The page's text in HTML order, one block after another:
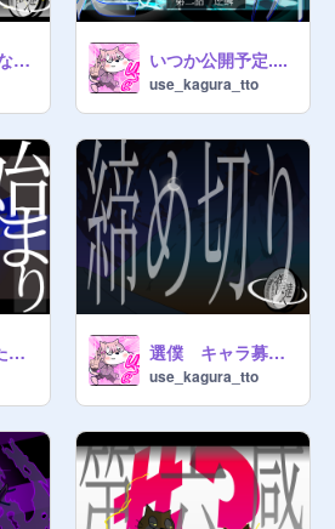
アニメ 選ばれなかった僕達へ #3 決着、試験の果てに いつか公開予定....
use_kagura_tto
選ばれなかった僕達へ-魂歌- #1 零れ落ちる始まり 選僕 キャラ募集シート
use_kagura_tto